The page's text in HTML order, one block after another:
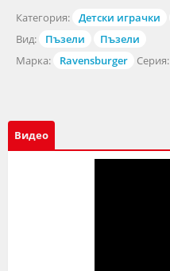
Категория: Детски играчки
Вид:
Пъзели
Пъзели
Марка:
Ravensburger Серия:
Видео